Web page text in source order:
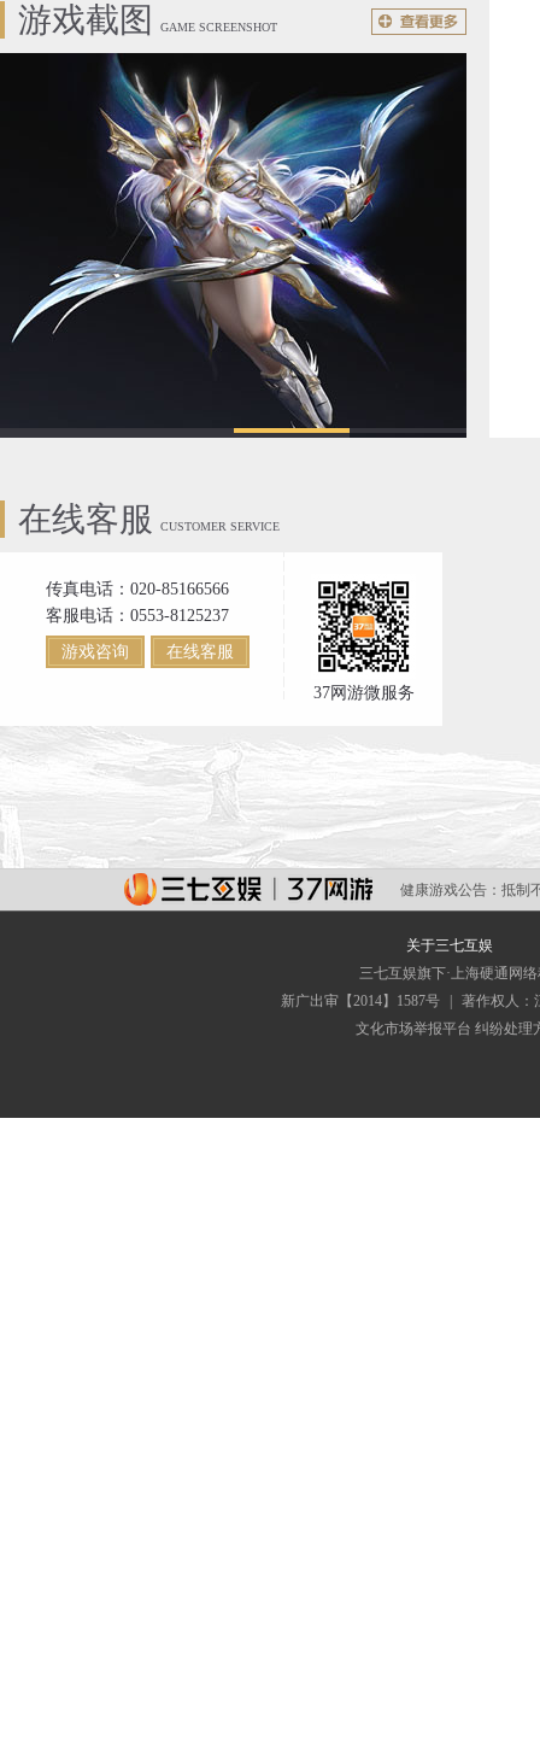
游戏截图 GAME SCREENSHOT
在线客服 CUSTOMER SERVICE
传真电话：020-85166566
客服电话：0553-8125237
游戏咨询
在线客服
37网游微服务
健康游戏公告： 抵制
关于三七互娱
三七互娱旗下·上海硬通网
新广出审【2014】1587号
著作权人：
文化市场举报平台 纠纷处理